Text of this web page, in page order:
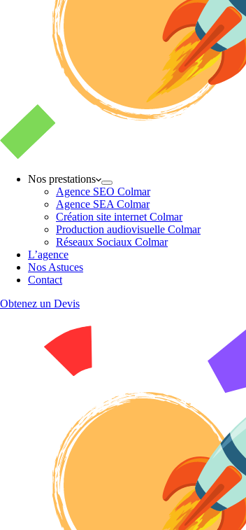
Nos prestations
Agence SEO Colmar
Agence SEA Colmar
Création site internet Colmar
Production audiovisuelle Colmar
Réseaux Sociaux Colmar
L’agence
Nos Astuces
Contact
Obtenez un Devis